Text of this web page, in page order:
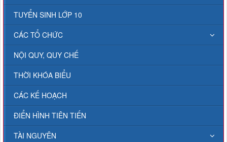
TUYỂN SINH LỚP 10
CÁC TỔ CHỨC
NỘI QUY, QUY CHẾ
THỜI KHÓA BIỂU
CÁC KẾ HOẠCH
ĐIỂN HÌNH TIÊN TIẾN
TÀI NGUYÊN